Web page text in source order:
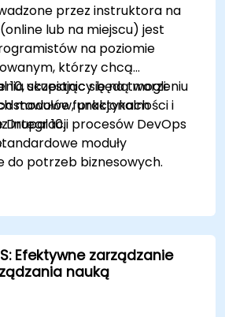
przez instruktora na
lub na miejscu) jest
na poziomie
którzy chcą
10, skupiając się na tworzeniu
modułów, praktykach
integracji procesów DevOps
uczestnicy będą mogli:
funkcjonalności i
10.
moduły
do potrzeb biznesowych.
i zarządzać środowiskami
przy użyciu usług Azure.
wdrażanie i skalowanie przy
Azure DevOps.
Efektywne zarządzanie
nauką